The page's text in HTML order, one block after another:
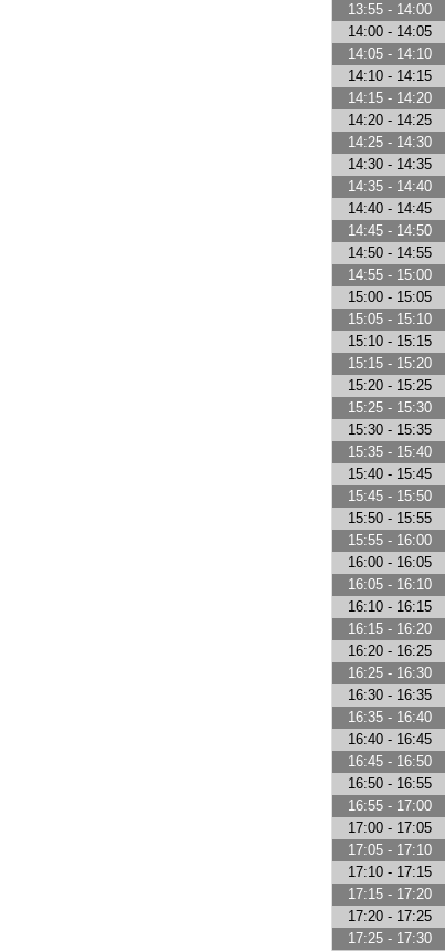
13:55 - 14:00
14:00 - 14:05
14:05 - 14:10
14:10 - 14:15
14:15 - 14:20
14:20 - 14:25
14:25 - 14:30
14:30 - 14:35
14:35 - 14:40
14:40 - 14:45
14:45 - 14:50
14:50 - 14:55
14:55 - 15:00
15:00 - 15:05
15:05 - 15:10
15:10 - 15:15
15:15 - 15:20
15:20 - 15:25
15:25 - 15:30
15:30 - 15:35
15:35 - 15:40
15:40 - 15:45
15:45 - 15:50
15:50 - 15:55
15:55 - 16:00
16:00 - 16:05
16:05 - 16:10
16:10 - 16:15
16:15 - 16:20
16:20 - 16:25
16:25 - 16:30
16:30 - 16:35
16:35 - 16:40
16:40 - 16:45
16:45 - 16:50
16:50 - 16:55
16:55 - 17:00
17:00 - 17:05
17:05 - 17:10
17:10 - 17:15
17:15 - 17:20
17:20 - 17:25
17:25 - 17:30